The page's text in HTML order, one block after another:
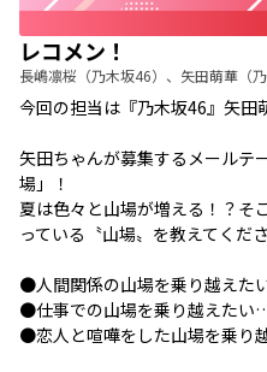
レコメン！
長嶋凛桜（乃木坂46）、矢田萌華（
今回の担当は『乃木坂46』矢田
矢田ちゃんが募集するメールテ
場」！
夏は色々と山場が増える！？そ
っている〝山場〟を教えてくださ
●人間関係の山場を乗り越えた
●仕事での山場を乗り越えたい
●恋人と喧嘩をした山場を乗り